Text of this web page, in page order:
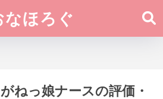
なほろぐ
ねっ娘ナースの評価・